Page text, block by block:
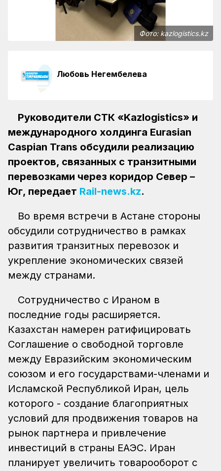
Фото: kazlogistics.kz
Любовь Негембелева
Руководители СТК «Kazlogistics» и
международного холдинга Eurasian
Caspian Trans обсудили реализацию
проектов, связанных с транзитными
перевозками через коридор Север –
Юг, передает Rail-news.kz.
Во время встречи в Астане стороны
обсудили сотрудничество в рамках
развития транзитных перевозок и
укрепление экономических связей
между странами.
Сотрудничество с Ираном в
последние годы расширяется.
Казахстан намерен ратифицировать
Соглашение о свободной торговле
между Евразийским экономическим
союзом и его государствами-членами и
Исламской Республикой Иран, цель
которого - создание благоприятных
условий для продвижения товаров на
рынок партнера и привлечение
инвестиций в страны ЕАЭС. Иран
планирует увеличить товарооборот с